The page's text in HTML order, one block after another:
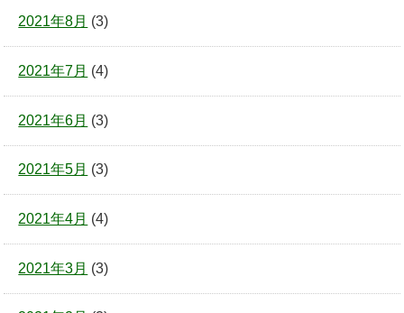
2021年8月 (3)
2021年7月 (4)
2021年6月 (3)
2021年5月 (3)
2021年4月 (4)
2021年3月 (3)